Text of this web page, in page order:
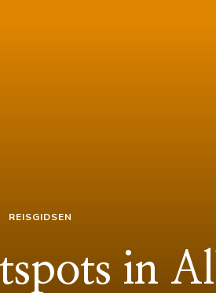
REISGIDSEN
in